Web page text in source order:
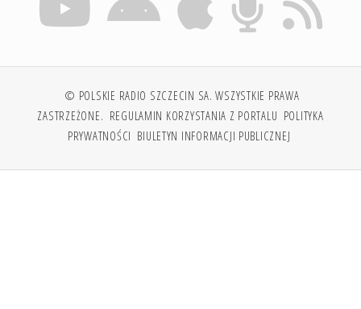
© POLSKIE RADIO SZCZECIN SA. WSZYSTKIE PRAWA
ZASTRZEŻONE. REGULAMIN KORZYSTANIA Z PORTALU POLITYKA
PRYWATNOŚCI BIULETYN INFORMACJI PUBLICZNEJ